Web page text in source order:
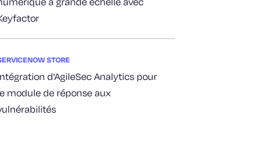
STORE
d'AgileSec Analytics pour
module de réponse aux